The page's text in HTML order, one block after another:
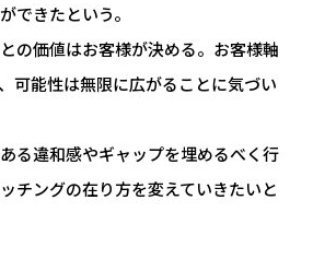
できたという。
の価値はお客様が決める。お客様軸
可能性は無限に広がることに気づい
る違和感やギャップを埋めるべく行
チングの在り方を変えていきたいと